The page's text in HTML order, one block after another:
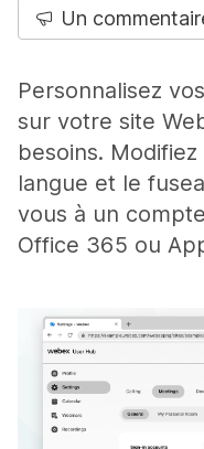
Un
Personnalisez
sur votre site
besoins.
langue et le
vous à un
Office 365 ou